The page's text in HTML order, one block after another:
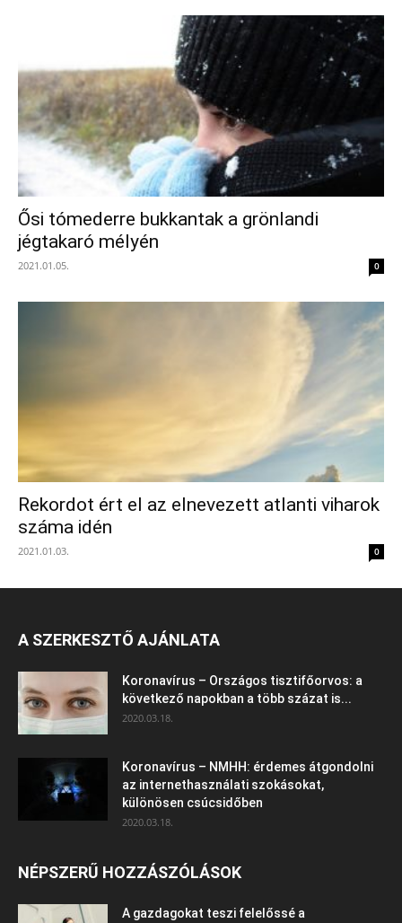
Ősi tómederre bukkantak a grönlandi
jégtakaró mélyén
2021.01.05. 0
Rekordot ért el az elnevezett atlanti viharok
száma idén
2021.01.03. 0
A SZERKESZTŐ AJÁNLATA
Koronavírus – Országos tisztifőorvos: a
következő napokban a több százat is...
2020.03.18.
Koronavírus – NMHH: érdemes átgondolni
az internethasználati szokásokat,
különösen csúcsidőben
2020.03.18.
NÉPSZERŰ HOZZÁSZÓLÁSOK
A gazdagokat teszi felelőssé a